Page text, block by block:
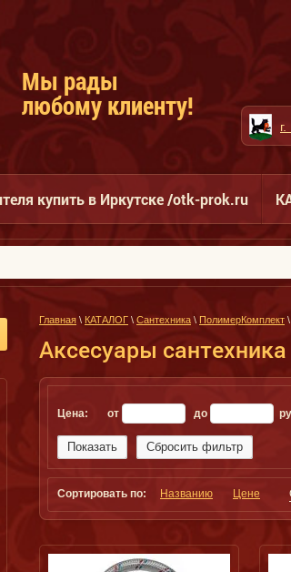
Мы рады
любому клиенту!
купить в Иркутске /otk-prok.ru
Главная \ КАТАЛОГ \ Сантехника \ ПолимерКомплект
Аксесуары сантехника
Цена: от до
Показать Сбросить фильтр
Сортировать по: Названию Цене